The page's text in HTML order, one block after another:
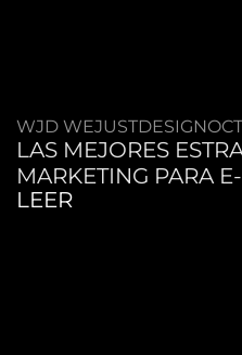
WJD WEJUSTDESIGN
LAS MEJORES
MARKETING PARA
LEER